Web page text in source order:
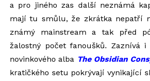
a pro jiného zas další neznámá
mají tu smůlu, že zkrátka nepatří
známý mainstream a tak před
žalostný počet fanoušků. Zaznívá i
novinkového alba The Obsidian
kratičkého setu pokrývají vynikající